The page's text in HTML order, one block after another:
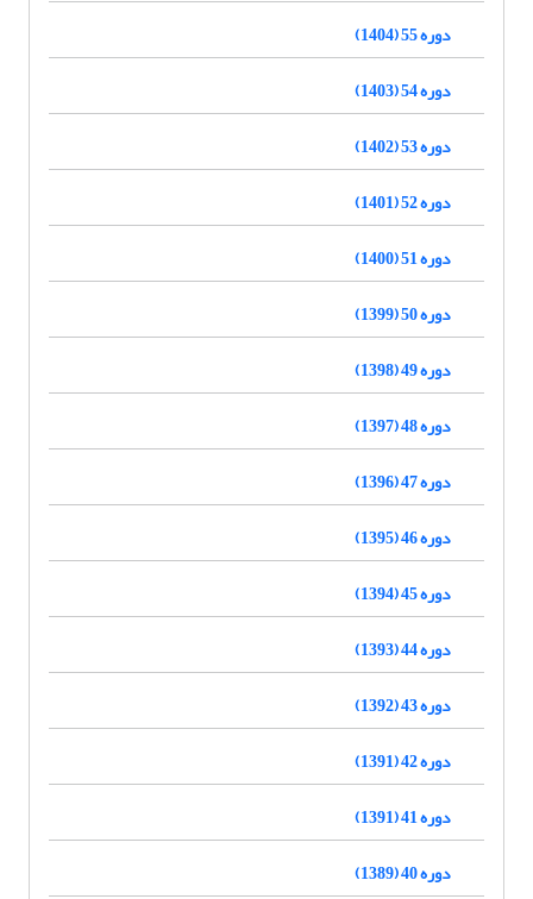
دوره 55 (1404)
دوره 54 (1403)
دوره 53 (1402)
دوره 52 (1401)
دوره 51 (1400)
دوره 50 (1399)
دوره 49 (1398)
دوره 48 (1397)
دوره 47 (1396)
دوره 46 (1395)
دوره 45 (1394)
دوره 44 (1393)
دوره 43 (1392)
دوره 42 (1391)
دوره 41 (1391)
دوره 40 (1389)